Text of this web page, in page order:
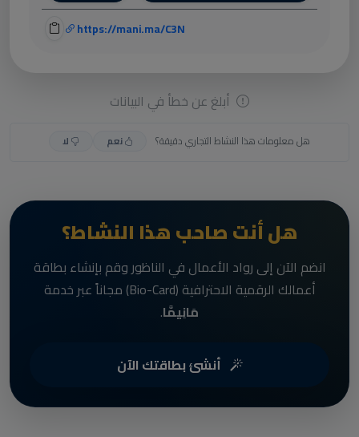
https://mani.ma/C3N
أبلغ عن خطأ في البيانات
هل معلومات هذا النشاط التجاري دقيقة؟ نعم لا
هل أنت صاحب هذا النشاط؟
انضم الآن إلى رواد الأعمال في الناظور وقم بإنشاء بطاقة
أعمالك الرقمية الاحترافية (Bio-Card) مجاناً عبر خدمة
مَانِيمَّا.
أنشئ بطاقتك الآن